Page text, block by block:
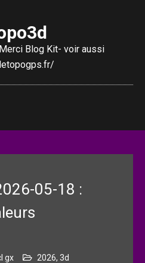
Blog Kit- voir aussi
05-18 :
gx 2026, 3d